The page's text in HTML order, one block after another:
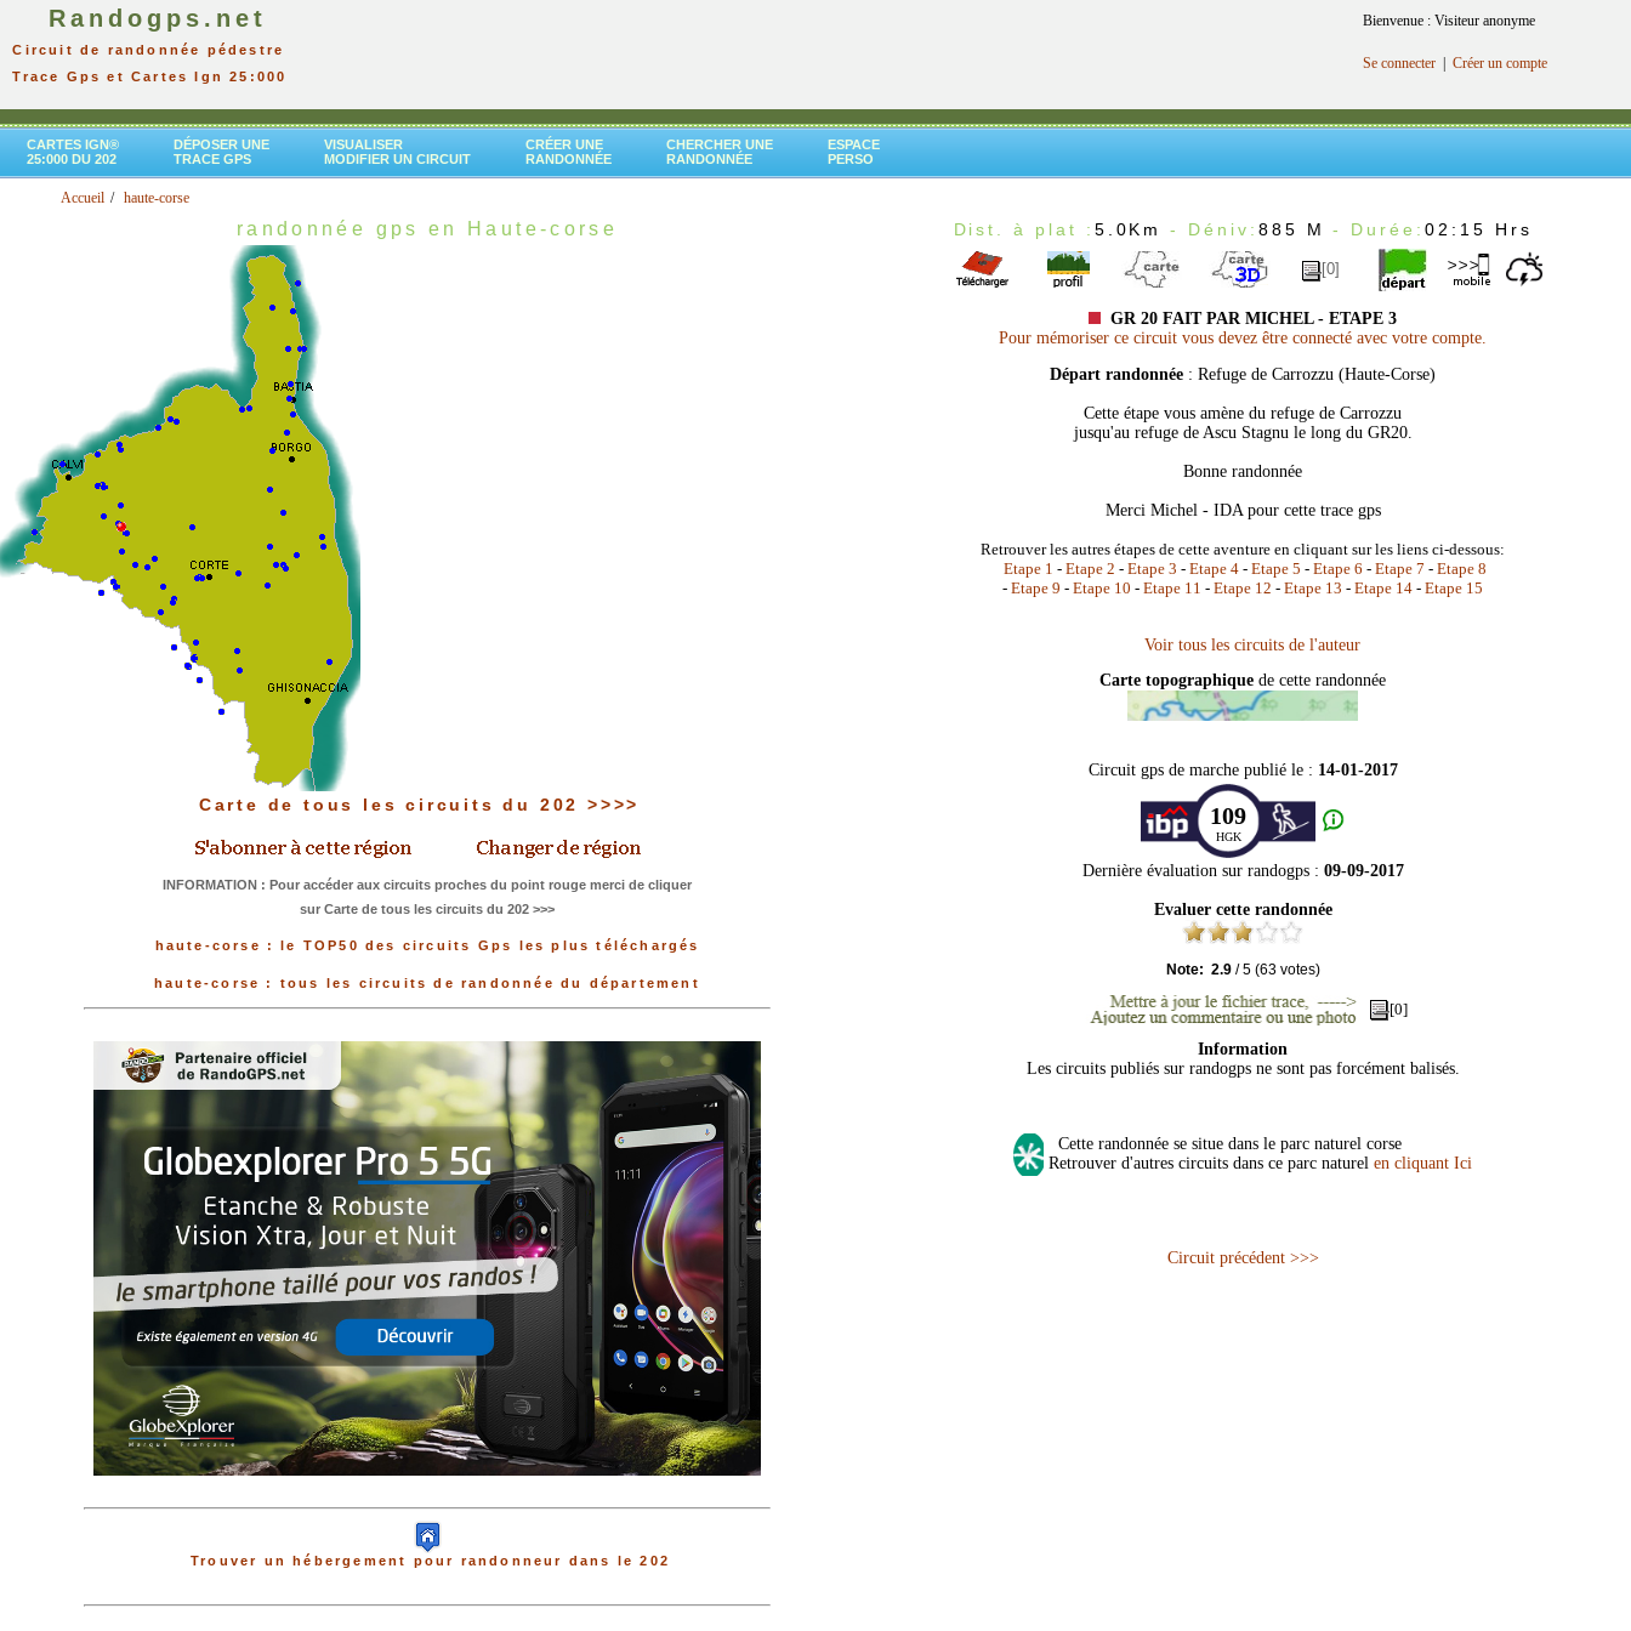
Randogps.net
Circuit de randonnée pédestre
Trace Gps et Cartes Ign 25:000
Bienvenue : Visiteur anonyme
Se connecter Créer un compte
CARTES IGN®
25:000 DU 202
DÉPOSER UNE
TRACE GPS
VISUALISER
MODIFIER UN CIRCUIT
CRÉER UNE
RANDONNÉE
CHERCHER UNE
RANDONNÉE
ESPACE
PERSO
Accueil haute-corse
randonnée gps en Haute-corse
Carte de tous les circuits du 202 >>>>
INFORMATION : Pour accéder aux circuits proches du point rouge merci de cliquer
sur Carte de tous les circuits du 202 >>>
haute-corse : le TOP50 des circuits Gps les plus téléchargés
haute-corse : tous les circuits de randonnée du département
Trouver un hébergement pour randonneur dans le 202
Dist. à plat : 5.0Km - Déniv: 885 M- Durée:02:15 Hrs
[0]
GR 20 FAIT PAR MICHEL - ETAPE 3
Pour mémoriser ce circuit vous devez être connecté avec votre compte.
Départ randonnée : Refuge de Carrozzu (Haute-Corse)
Cette étape vous amène du refuge de Carrozzu
jusqu'au refuge de Ascu Stagnu le long du GR20.
Bonne randonnée
Merci Michel - IDA pour cette trace gps
Retrouver les autres étapes de cette aventure en cliquant sur les liens ci-dessous:
Etape 1 - Etape 2 - Etape 3 - Etape 4- Etape 5 - Etape 6 - Etape 7 - Etape 8
- Etape 9 - Etape 10 - Etape 11 - Etape 12 - Etape 13 - Etape 14 - Etape 15
Carte topographique de cette randonnée
Circuit gps de marche publié le : 14-01-2017
109
HGK
Dernière évaluation sur randogps : 09-09-2017
Evaluer cette randonnée
Note: 2.9/5(63votes)
[0]
Information
Les circuits publiés sur randogps ne sont pas forcément balisés.
Cette randonnée se situe dans le parc naturel corse
Retrouver d'autres circuits dans ce parc naturel en cliquant Ici
Circuit précédent >>>